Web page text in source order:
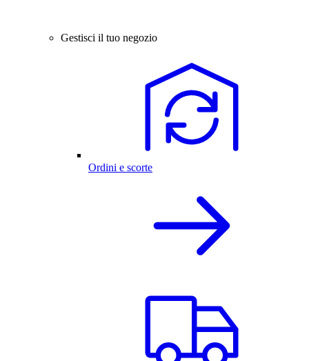
Gestisci il tuo negozio
Ordini e scorte